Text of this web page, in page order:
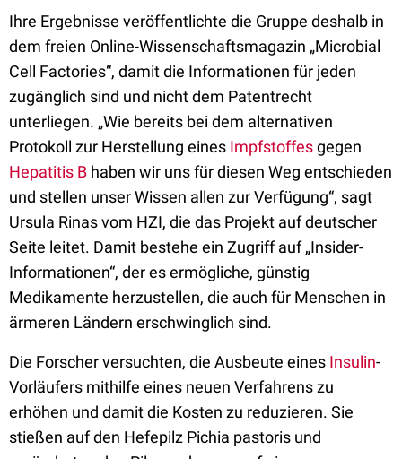
Ihre Ergebnisse veröffentlichte die Gruppe deshalb in
dem freien Online-Wissenschaftsmagazin „Microbial
Cell Factories“, damit die Informationen für jeden
zugänglich sind und nicht dem Patentrecht
unterliegen. „Wie bereits bei dem alternativen
Protokoll zur Herstellung eines Impfstoffesgegen
Hepatitis B haben wir uns für diesen Weg entschieden
und stellen unser Wissen allen zur Verfügung“, sagt
Ursula Rinas vom HZI, die das Projekt auf deutscher
Seite leitet. Damit bestehe ein Zugriff auf „Insider-
Informationen“, der es ermögliche, günstig
Medikamente herzustellen, die auch für Menschen in
ärmeren Ländern erschwinglich sind.
Die Forscher versuchten, die Ausbeute eines Insulin-
Vorläufers mithilfe eines neuen Verfahrens zu
erhöhen und damit die Kosten zu reduzieren. Sie
stießen auf den Hefepilz Pichia pastoris und